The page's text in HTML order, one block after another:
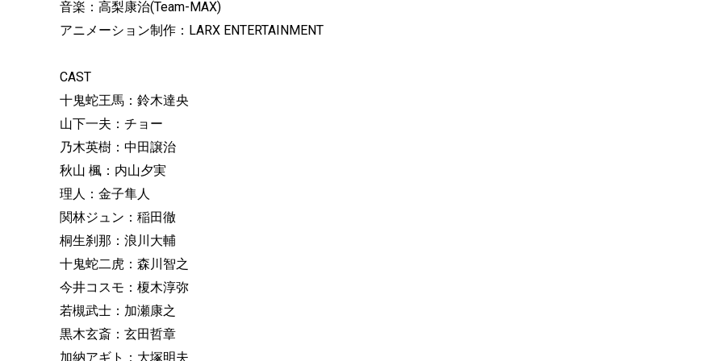
音楽：高梨康治(Team-MAX)
アニメーション制作：LARX ENTERTAINMENT
CAST
十鬼蛇王馬：鈴木達央
山下一夫：チョー
乃木英樹：中田譲治
秋山 楓：内山夕実
理人：金子隼人
関林ジュン：稲田徹
桐生刹那：浪川大輔
十鬼蛇二虎：森川智之
今井コスモ：榎木淳弥
若槻武士：加瀬康之
黒木玄斎：玄田哲章
加納アギト：大塚明夫